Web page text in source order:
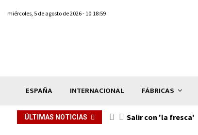
miércoles, 5 de agosto de 2026 - 10:18:59
ESPAÑA INTERNACIONAL FÁBRICAS
ÚLTIMAS NOTICIAS Salir con 'la fresca'